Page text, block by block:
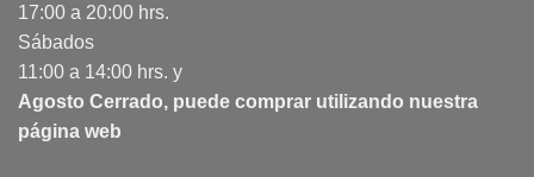
17:00 a 20:00 hrs.
Sábados
11:00 a 14:00 hrs. y
Agosto Cerrado, puede comprar utilizando nuestra
página web